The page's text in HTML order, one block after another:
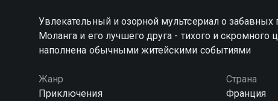
Увлекательный и озорной мультсериал о
Моланга и его лучшего друга - тихого и
наполнена обычными житейскими событиями
Жанр
Приключения
Страна
Франция